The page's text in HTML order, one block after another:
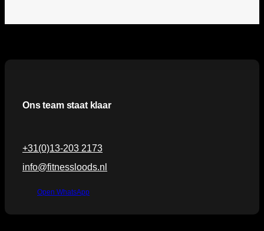
Ons team staat klaar
+31(0)13-203 2173
info@fitnessloods.nl
Open WhatsApp